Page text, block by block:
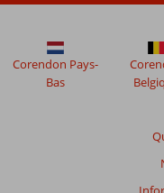
Corendon Pays-
Bas